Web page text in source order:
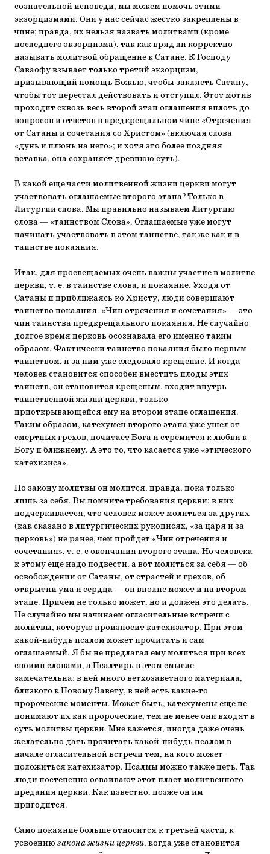
сознательной исповеди, мы можем помочь этими
экзорцизмами. Они у нас сейчас жестко закреплены в
чине; правда, их нельзя назвать молитвами (кроме
последнего экзорцизма), так как вряд ли корректно
называть молитвой обращение к Сатане. К Господу
Саваофу взывает только третий экзорцизм,
призывающий помощь Божью, чтобы заклясть Сатану,
чтобы тот перестал действовать и отступил. Этот мотив
проходит сквозь весь второй этап оглашения вплоть до
вопросов и ответов в предкрещальном чине «Отречения
от Сатаны и сочетания со Христом» (включая слова
«дунь и плюнь на него»; и хотя это более поздняя
вставка, она сохраняет древнюю суть).
В какой еще части молитвенной жизни церкви могут
участвовать оглашаемые второго этапа? Только в
Литургии слова. Мы правильно называем Литургию
слова — «таинством Слова». Оглашаемые уже могут
начинать участвовать в этом таинстве, так же как и в
таинстве покаяния.
Итак, для просвещаемых очень важны участие в молитве
церкви, т. е. в таинстве слова, и покаяние. Уходя от
Сатаны и приближаясь ко Христу, люди совершают
таинство покаяния. «Чин отречения и сочетания» — это
чин таинства предкрещального покаяния. Не случайно
долгое время церковь осознавала его именно таким
образом. Фактически таинство покаяния было первым
таинством, и за ним уже следовало крещение. И когда
человек становится способен вместить плоды этих
таинств, он становится крещеным, входит внутрь
таинственной жизни церкви, только
приоткрывающейся ему на втором этапе оглашения.
Таким образом, катехумен второго этапа уже ушел от
смертных грехов, почитает Бога и стремится к любви к
Богу и ближнему. А это то, что касается уже «этического
катехизиса».
По закону молитвы он молится, правда, пока только
лишь за себя. Вы помните требования церкви: в них
подчеркивается, что человек может молиться за других
(как сказано в литургических рукописях, «за царя и за
церковь») не ранее, чем пройдет «Чин отречения и
сочетания», т. е. с окончания второго этапа. Но человека
к этому еще надо подвести, а вот молиться за себя — об
освобождении от Сатаны, от страстей и грехов, об
открытии ума и сердца — он вполне может и на втором
этапе. Причем не только может, но и должен это делать.
Не случайно мы начинаем огласительные встречи с
молитвы, которую произносит катехизатор. При этом
какой-нибудь псалом может прочитать и сам
оглашаемый. Я бы не предлагал ему молиться при всех
своими словами, а Псалтирь в этом смысле
замечательна: в ней много ветхозаветного материала,
близкого к Новому Завету, в ней есть какие-то
пророческие моменты. Может быть, катехумены еще не
понимают их как пророческие, тем не менее они входят в
суть молитвы церкви. Мне кажется, иногда даже очень
желательно дать прочитать какой-нибудь псалом в
начале огласительной встречи тем, на кого может
положиться катехизатор. Псалмы можно также петь. Так
люди постепенно осваивают этот пласт молитвенного
предания церкви. Как известно, позже он им
пригодится.
Само покаяние больше относится к третьей части, к
усвоению закона жизни церкви, когда уже становится